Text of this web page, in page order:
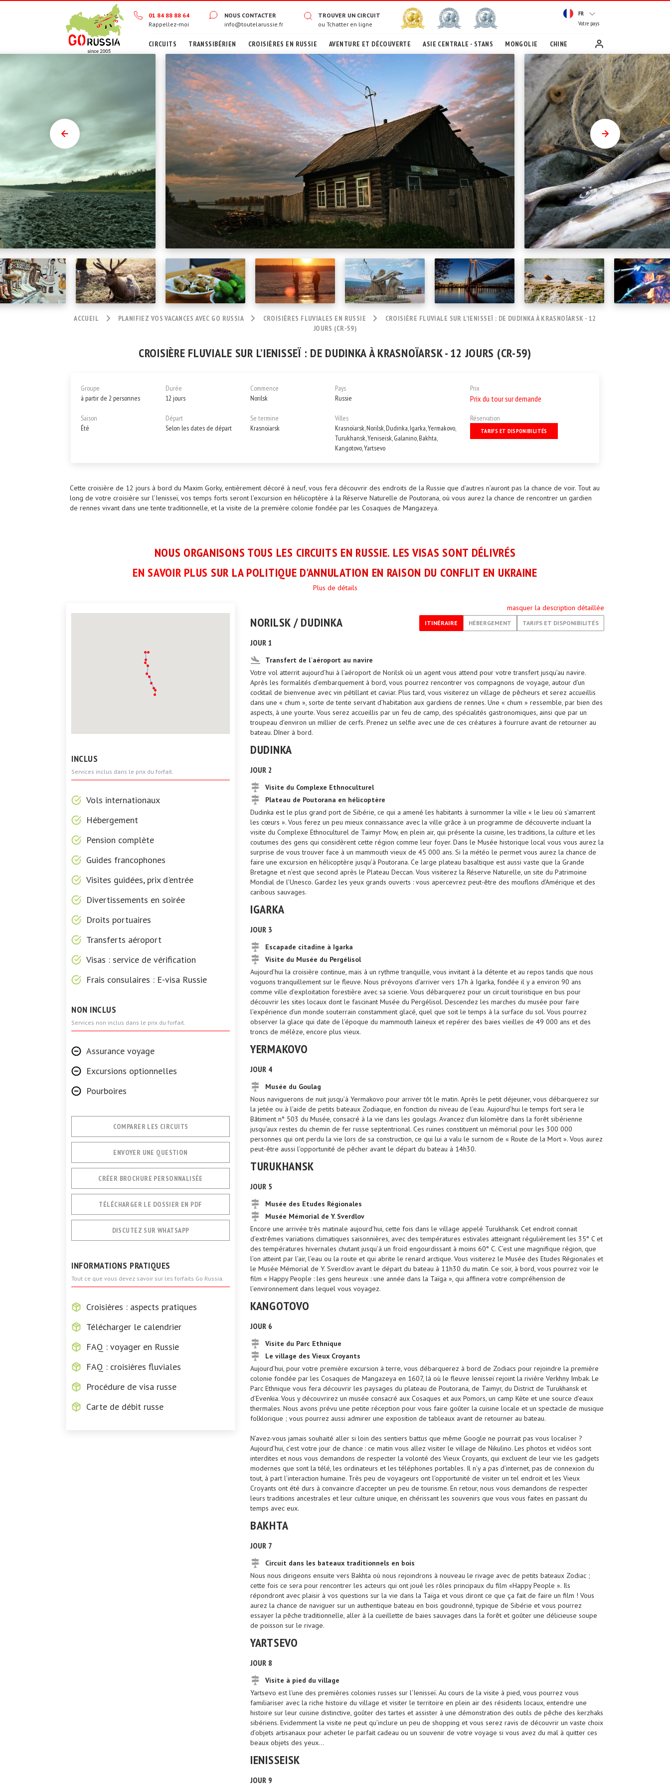
01 84 88 88 64
Rappellez-moi
NOUS CONTACTER
info@toutelarussie.fr
TROUVER UN CIRCUIT
ou Tchatter en ligne
FR
Votre pays
CIRCUITS TRANSSIBÉRIEN CROISIÈRES EN RUSSIE AVENTURE ET DÉCOUVERTE ASIE CENTRALE - STANS MONGOLIE CHINE
ACCUEIL PLANIFIEZ VOS VACANCES AVEC GO RUSSIA CROISIÈRES FLUVIALES EN RUSSIE
CROISIÈRE FLUVIALE SUR L’IENISSEÏ : DE DUDINKA À KRASNOÏARSK - 12
JOURS (CR-59)
CROISIÈRE FLUVIALE SUR L’IENISSEÏ : DE DUDINKA À KRASNOÏARSK - 12 JOURS (CR-59)
Groupe
à partir de 2 personnes
Saison
Été
Durée
12 jours
Départ
Selon les dates de départ
Commence
Norilsk
Se termine
Krasnoïarsk
Pays
Russie
Villes
Krasnoïarsk, Norilsk, Dudinka, Igarka, Yermakovo,
Turukhansk, Yeniseisk, Galanino, Bakhta,
Kangotovo, Yartsevo
Prix
Prix du tour sur demande
Réservation
TARIFS ET DISPONIBILITÉS
Cette croisière de 12 jours à bord du Maxim Gorky, entièrement décoré à neuf, vous fera découvrir des endroits de la Russie que d’autres n’auront pas la chance de voir. Tout au
long de votre croisière sur l’Ienisseï, vos temps forts seront l’excursion en hélicoptère à la Réserve Naturelle de Poutorana, où vous aurez la chance de rencontrer un gardien
de rennes vivant dans une tente traditionnelle, et la visite de la première colonie fondée par les Cosaques de Mangazeya.
NOUS ORGANISONS TOUS LES CIRCUITS EN RUSSIE. LES VISAS SONT DÉLIVRÉS
EN SAVOIR PLUS SUR LA POLITIQUE D'ANNULATION EN RAISON DU CONFLIT EN UKRAINE
Plus de détails
INCLUS
Services inclus dans le prix du forfait.
Vols internationaux
Hébergement
Pension complète
Guides francophones
Visites guidées, prix d'entrée
Divertissements en soirée
Droits portuaires
Transferts aéroport
Visas : service de vérification
Frais consulaires : E-visa Russie
NON INCLUS
Services non inclus dans le prix du forfait.
Assurance voyage
Excursions optionnelles
Pourboires
COMPARER LES CIRCUITS
ENVOYER UNE QUESTION
CRÉER BROCHURE PERSONNALISÉE
TÉLÉCHARGER LE DOSSIER EN PDF
DISCUTEZ SUR WHATSAPP
INFORMATIONS PRATIQUES
Tout ce que vous devez savoir sur les forfaits Go Russia.
Croisières : aspects pratiques
Télécharger le calendrier
FAQ : voyager en Russie
FAQ : croisières fluviales
Procédure de visa russe
Carte de débit russe
masquer la description détaillée
NORILSK / DUDINKA ITINÉRAIRE HÉBERGEMENT TARIFS ET DISPONIBILITÉS
JOUR 1
Transfert de l`aéroport au navire
Votre vol atterrit aujourd’hui à l’aéroport de Norilsk où un agent vous attend pour votre transfert jusqu’au navire.
Après les formalités d’embarquement à bord, vous pourrez rencontrer vos compagnons de voyage, autour d’un
cocktail de bienvenue avec vin pétillant et caviar. Plus tard, vous visiterez un village de pêcheurs et serez accueillis
dans une « chum », sorte de tente servant d’habitation aux gardiens de rennes. Une « chum » ressemble, par bien des
aspects, à une yourte. Vous serez accueillis par un feu de camp, des spécialités gastronomiques, ainsi que par un
troupeau d’environ un millier de cerfs. Prenez un selfie avec une de ces créatures à fourrure avant de retourner au
bateau. Dîner à bord.
DUDINKA
JOUR 2
Visite du Complexe Ethnoculturel
Plateau de Poutorana en hélicoptère
Dudinka est le plus grand port de Sibérie, ce qui a amené les habitants à surnommer la ville « le lieu où s’amarrent
les cœurs ». Vous ferez un peu mieux connaissance avec la ville grâce à un programme de découverte incluant la
visite du Complexe Ethnoculturel de Taimyr Mow, en plein air, qui présente la cuisine, les traditions, la culture et les
coutumes des gens qui considèrent cette région comme leur foyer. Dans le Musée historique local vous vous aurez la
surprise de vous trouver face à un mammouth vieux de 45 000 ans. Si la météo le permet vous aurez la chance de
faire une excursion en hélicoptère jusqu’à Poutorana. Ce large plateau basaltique est aussi vaste que la Grande
Bretagne et n’est que second après le Plateau Deccan. Vous visiterez la Réserve Naturelle, un site du Patrimoine
Mondial de l’Unesco. Gardez les yeux grands ouverts : vous apercevrez peut-être des mouflons d’Amérique et des
caribous sauvages.
IGARKA
JOUR 3
Escapade citadine à Igarka
Visite du Musée du Pergélisol
Aujourd’hui la croisière continue, mais à un rythme tranquille, vous invitant à la détente et au repos tandis que nous
voguons tranquillement sur le fleuve. Nous prévoyons d’arriver vers 17h à Igarka, fondée il y a environ 90 ans
comme ville d’exploitation forestière avec sa scierie. Vous débarquerez pour un circuit touristique en bus pour
découvrir les sites locaux dont le fascinant Musée du Pergélisol. Descendez les marches du musée pour faire
l’expérience d’un monde souterrain constamment glacé, quel que soit le temps à la surface du sol. Vous pourrez
observer la glace qui date de l’époque du mammouth laineux et repérer des baies vieilles de 49 000 ans et des
troncs de mélèze, encore plus vieux.
YERMAKOVO
JOUR 4
Musée du Goulag
Nous naviguerons de nuit jusqu’à Yermakovo pour arriver tôt le matin. Après le petit déjeuner, vous débarquerez sur
la jetée ou à l’aide de petits bateaux Zodiaque, en fonction du niveau de l’eau. Aujourd’hui le temps fort sera le
Bâtiment n° 503 du Musée, consacré à la vie dans les goulags. Avancez d’un kilomètre dans la forêt sibérienne
jusqu’aux restes du chemin de fer russe septentrional. Ces ruines constituent un mémorial pour les 300 000
personnes qui ont perdu la vie lors de sa construction, ce qui lui a valu le surnom de « Route de la Mort ». Vous aurez
peut-être aussi l’opportunité de pêcher avant le départ du bateau à 14h30.
TURUKHANSK
JOUR 5
Musée des Etudes Régionales
Musée Mémorial de Y. Sverdlov
Encore une arrivée très matinale aujourd’hui, cette fois dans le village appelé Turukhansk. Cet endroit connait
d’extrêmes variations climatiques saisonnières, avec des températures estivales atteignant régulièrement les 35° C et
des températures hivernales chutant jusqu’à un froid engourdissant à moins 60° C. C’est une magnifique région, que
l’on atteint par l’air, l’eau ou la route et qui abrite le renard arctique. Vous visiterez le Musée des Etudes Régionales et
le Musée Mémorial de Y. Sverdlov avant le départ du bateau à 11h30 du matin. Ce soir, à bord, vous pourrez voir le
film « Happy People : les gens heureux : une année dans la Taïga », qui affinera votre compréhension de
l’environnement dans lequel vous voyagez.
KANGOTOVO
JOUR 6
Visite du Parc Ethnique
Le village des Vieux Croyants
Aujourd’hui, pour votre première excursion à terre, vous débarquerez à bord de Zodiacs pour rejoindre la première
colonie fondée par les Cosaques de Mangazeya en 1607, là où le fleuve Ienisseï rejoint la rivière Verkhny Imbak. Le
Parc Ethnique vous fera découvrir les paysages du plateau de Poutorana, de Taimyr, du District de Turukhansk et
d’Evenkia. Vous y découvrirez un musée consacré aux Cosaques et aux Pomors, un camp Kète et une source d’eaux
thermales. Nous avons prévu une petite réception pour vous faire goûter la cuisine locale et un spectacle de musique
folklorique ; vous pourrez aussi admirer une exposition de tableaux avant de retourner au bateau.
N’avez-vous jamais souhaité aller si loin des sentiers battus que même Google ne pourrait pas vous localiser ?
Aujourd’hui, c’est votre jour de chance : ce matin vous allez visiter le village de Nikulino. Les photos et vidéos sont
interdites et nous vous demandons de respecter la volonté des Vieux Croyants, qui excluent de leur vie les gadgets
modernes que sont la télé, les ordinateurs et les téléphones portables. Il n’y a pas d’internet, pas de connexion du
tout, à part l’interaction humaine. Très peu de voyageurs ont l’opportunité de visiter un tel endroit et les Vieux
Croyants ont été durs à convaincre d’accepter un peu de tourisme. En retour, nous vous demandons de respecter
leurs traditions ancestrales et leur culture unique, en chérissant les souvenirs que vous vous faites en passant du
temps avec eux.
BAKHTA
JOUR 7
Circuit dans les bateaux traditionnels en bois
Nous nous dirigeons ensuite vers Bakhta où nous rejoindrons à nouveau le rivage avec de petits bateaux Zodiac ;
cette fois ce sera pour rencontrer les acteurs qui ont joué les rôles principaux du film «Happy People ». Ils
répondront avec plaisir à vos questions sur la vie dans la Taïga et vous diront ce que ça fait de faire un film ! Vous
aurez la chance de naviguer sur un authentique bateau en bois goudronné, typique de Sibérie et vous pourrez
essayer la pêche traditionnelle, aller à la cueillette de baies sauvages dans la forêt et goûter une délicieuse soupe
de poisson sur le rivage.
YARTSEVO
JOUR 8
Visite à pied du village
Yartsevo est l'une des premières colonies russes sur l'Ienisseï. Au cours de la visite à pied, vous pourrez vous
familiariser avec la riche histoire du village et visiter le territoire en plein air des résidents locaux, entendre une
histoire sur leur cuisine distinctive, goûter des tartes et assister à une démonstration des outils de pêche des kerzhaks
sibériens. Evidemment la visite ne peut qu’inclure un peu de shopping et vous serez ravis de découvrir un vaste choix
d’objets artisanaux pour acheter le parfait cadeau ou un souvenir de votre voyage si vous avez du mal à quitter ces
beaux objets des yeux…
IENISSEISK
JOUR 9